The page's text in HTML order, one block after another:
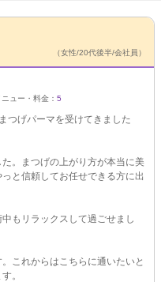
（女性/20代後半/会社員）
ニュー・料金： 5
つげパーマを受けてきました
。まつげの上がり方が本当に美
と信頼してお任せできる方に出
もリラックスして過ごせまし
これからはこちらに通いたいと
。